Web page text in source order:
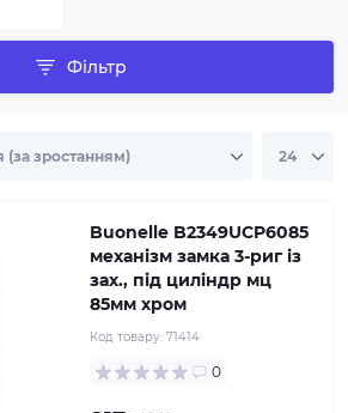
Фільтр
Buonelle B2349UCP6085
механізм замка 3-риг із
зах., під циліндр мц
85мм хром
Код товару: 71414
0